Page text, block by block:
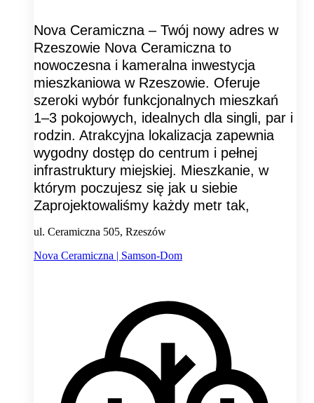
Nova Ceramiczna – Twój nowy adres w
Rzeszowie Nova Ceramiczna to
nowoczesna i kameralna inwestycja
mieszkaniowa w Rzeszowie. Oferuje
szeroki wybór funkcjonalnych mieszkań
1–3 pokojowych, idealnych dla singli, par i
rodzin. Atrakcyjna lokalizacja zapewnia
wygodny dostęp do centrum i pełnej
infrastruktury miejskiej. Mieszkanie, w
którym poczujesz się jak u siebie
Zaprojektowaliśmy każdy metr tak,
ul. Ceramiczna 505, Rzeszów
Nova Ceramiczna | Samson-Dom